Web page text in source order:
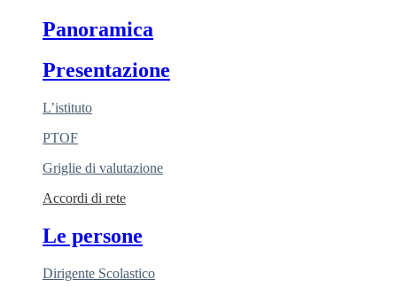
Panoramica
Presentazione
L’istituto
PTOF
Griglie di valutazione
Accordi di rete
Le persone
Dirigente Scolastico